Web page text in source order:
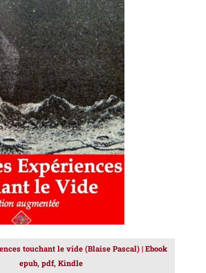
PANIER / DÉTAILS
touchant le vide (Blaise Pascal) | Ebook
epub, pdf, Kindle